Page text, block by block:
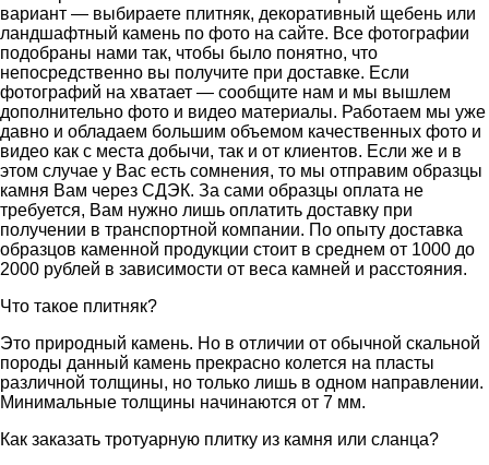
вариант — выбираете плитняк, декоративный щебень или
ландшафтный камень по фото на сайте. Все фотографии
подобраны нами так, чтобы было понятно, что
непосредственно вы получите при доставке. Если
фотографий на хватает — сообщите нам и мы вышлем
дополнительно фото и видео материалы. Работаем мы уже
давно и обладаем большим объемом качественных фото и
видео как с места добычи, так и от клиентов. Если же и в
этом случае у Вас есть сомнения, то мы отправим образцы
камня Вам через СДЭК. За сами образцы оплата не
требуется, Вам нужно лишь оплатить доставку при
получении в транспортной компании. По опыту доставка
образцов каменной продукции стоит в среднем от 1000 до
2000 рублей в зависимости от веса камней и расстояния.
Что такое плитняк?
Это природный камень. Но в отличии от обычной скальной
породы данный камень прекрасно колется на пласты
различной толщины, но только лишь в одном направлении.
Минимальные толщины начинаются от 7 мм.
Как заказать тротуарную плитку из камня или сланца?